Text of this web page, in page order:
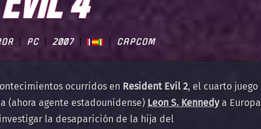
PC 2007 CAPCOM
ocurridos en Resident Evil 2, el cuarto juego
(ahora agente estadounidense) Leon S. Kennedya Europa
la desaparición de la hija del